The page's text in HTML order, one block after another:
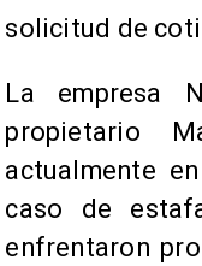
solicitud de
La empresa
propietario
actualmente en
caso de
enfrentaron